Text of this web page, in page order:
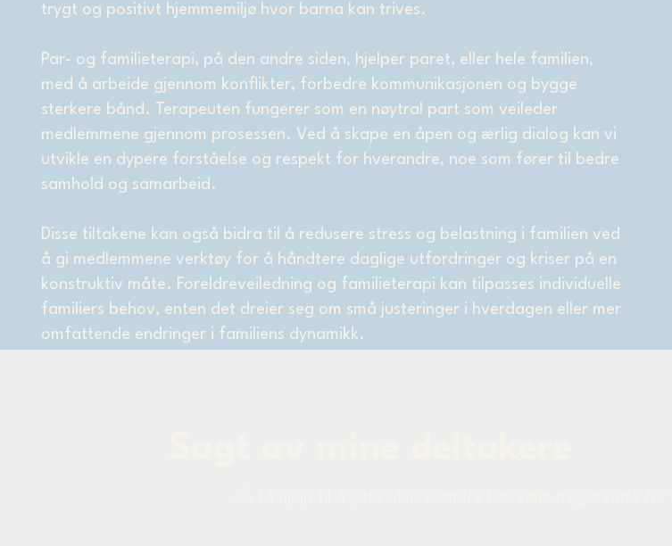
trygt og positivt hjemmemiljø hvor barna kan trives.
Par- og familieterapi, på den andre siden, hjelper paret, eller hele familien,
med å arbeide gjennom konflikter, forbedre kommunikasjonen og bygge
sterkere bånd. Terapeuten fungerer som en nøytral part som veileder
medlemmene gjennom prosessen. Ved å skape en åpen og ærlig dialog kan vi
utvikle en dypere forståelse og respekt for hverandre, noe som fører til bedre
samhold og samarbeid.
Disse tiltakene kan også bidra til å redusere stress og belastning i familien ved
å gi medlemmene verktøy for å håndtere daglige utfordringer og kriser på en
konstruktiv måte. Foreldreveiledning og familieterapi kan tilpasses individuelle
familiers behov, enten det dreier seg om små justeringer i hverdagen eller mer
omfattende endringer i familiens dynamikk.